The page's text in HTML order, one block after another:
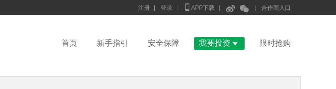
注册 登录  APP下载   合作商入口
首页 新手指引 安全保障 我要投资  限时抢购